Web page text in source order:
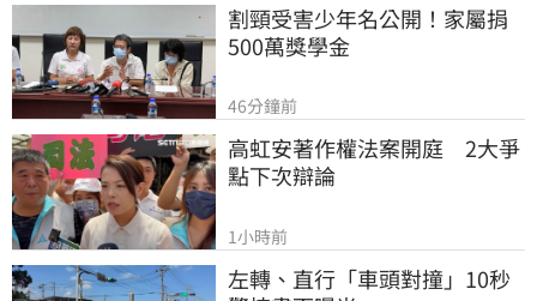
割頸受害少年名公開！家屬捐
500萬獎學金
46分鐘前
高虹安著作權法案開庭　2大爭
點下次辯論
1小時前
左轉、直行「車頭對撞」10秒